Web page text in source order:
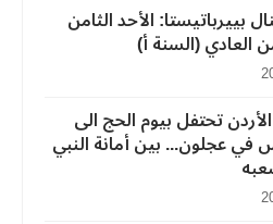
بييرباتيستا: الأحد الثامن
العادي (السنة أ)
تحتفل بيوم الحج الى
في عجلون... بين أمانة النبي